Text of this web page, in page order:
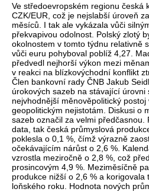
Ve středoevropském regionu česká
CZK/EUR, což je nejslabší úroveň
měsíců. I tak ale vykázala vůči
překvapivou odolnost. Polský zlotý
okolnostem v tomto týdnu relativně
vůči euru pohyboval poblíž 4,27.
předvedl nejhorší výkon mezi
v reakci na blízkovýchodní konflikt
Člen bankovní rady ČNB Jakub
úrokových sazeb na stávající úrovni
nejvhodnější měnověpolitický
geopolitickým nejistotám. Diskusi o
sazeb označil za velmi předčasnou.
data, tak česká průmyslová
poklesla o 0,1 %, čímž výrazně
očekávajícím nárůst o 2,6 %.
vzrostla meziročně o 2,8 %, což
prosincovým 4,9 %. Meziměsíčně
produkce nižší o 2,6 % a korigovala
loňského roku. Hodnota nových